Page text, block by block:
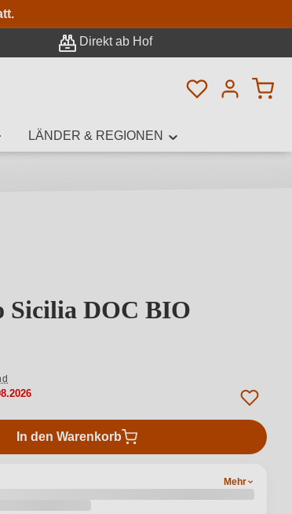
Direkt ab Hof
Du hast 0
LÄNDER & REGIONEN
Sicilia DOC BIO
In den Warenkorb
Mehr